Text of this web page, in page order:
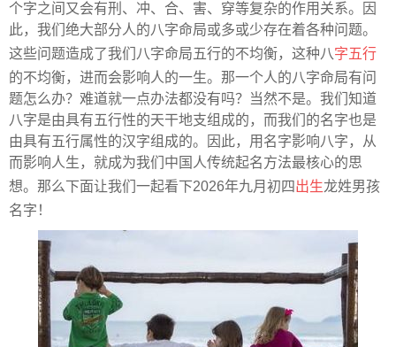
个字之间又会有刑、冲、合、害、穿等复杂的作用关系。因
此，我们绝大部分人的八字命局或多或少存在着各种问题。
这些问题造成了我们八字命局五行的不均衡，这种八字五行
的不均衡，进而会影响人的一生。那一个人的八字命局有问
题怎么办？难道就一点办法都没有吗？当然不是。我们知道
八字是由具有五行性的天干地支组成的，而我们的名字也是
由具有五行属性的汉字组成的。因此，用名字影响八字，从
而影响人生，就成为我们中国人传统起名方法最核心的思
想。那么下面让我们一起看下2026年九月初四出生龙姓男孩
名字！